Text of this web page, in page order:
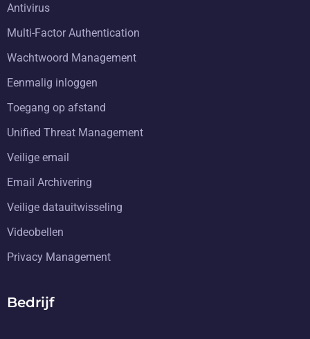
Antivirus
Multi-Factor Authentication
Wachtwoord Management
Eenmalig inloggen
Toegang op afstand
Unified Threat Management
Veilige email
Email Archivering
Veilige datauitwisseling
Videobellen
Privacy Management
Bedrijf